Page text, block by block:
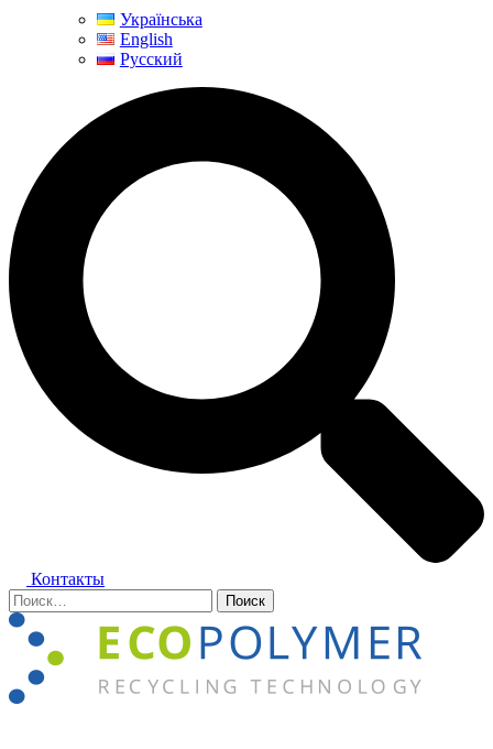
Українська
English
Русский
Контакты
Найти: